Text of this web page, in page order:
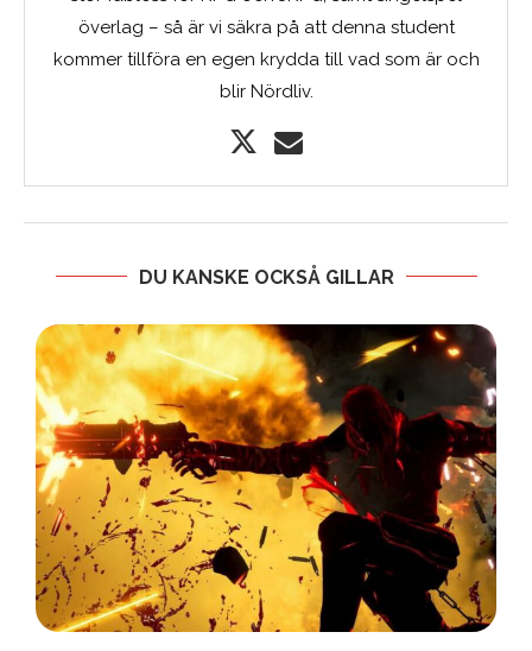
överlag – så är vi säkra på att denna student
kommer tillföra en egen krydda till vad som är och
blir Nördliv.
DU KANSKE OCKSÅ GILLAR